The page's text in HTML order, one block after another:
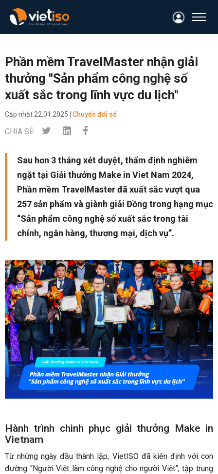
Phần mềm TravelMaster nhận giải
thưởng "Sản phẩm công nghệ số
xuất sắc trong lĩnh vực du lịch"
Cập nhật 22.01.2025 | Chuyển đổi số
CHIA SẺ:
Sau hơn 3 tháng xét duyệt, thẩm định nghiêm
ngặt tại Giải thưởng Make in Viet Nam 2024,
Phần mềm TravelMaster đã xuất sắc vượt qua
257 sản phẩm và giành giải Đồng trong hạng mục
“Sản phẩm công nghệ số xuất sắc trong tài
chính, ngân hàng, thương mại, dịch vụ”.
Hành trình chinh phục giải thưởng Make in
Vietnam
Từ những ngày đầu thành lập, VietISO đã kiên định với con
đường “Người Việt làm công nghệ cho người Việt”, tập trung